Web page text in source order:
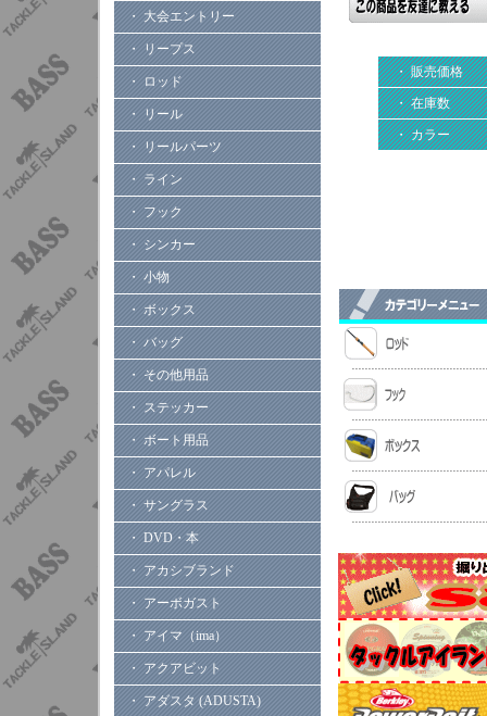
・ 大会エントリー
・ リープス
・ ロッド
・ リール
・ リールパーツ
・ ライン
・ フック
・ シンカー
・ 小物
・ ボックス
・ バッグ
・ その他用品
・ ステッカー
・ ボート用品
・ アパレル
・ サングラス
・ DVD・本
・ アカシブランド
・ アーボガスト
・ アイマ（ima）
・ アクアビット
・ アダスタ (ADUSTA)
・ 販売価格
・ 在庫数
・ カラー